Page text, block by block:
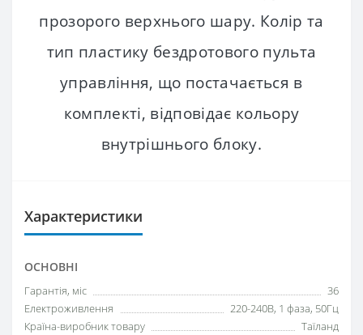
прозорого верхнього шару. Колір та
тип пластику бездротового пульта
управління, що постачається в
комплекті, відповідає кольору
внутрішнього блоку.
Характеристики
ОСНОВНІ
Гарантія, міс
36
Електроживлення
220-240В, 1 фаза, 50Гц
Країна-виробник товару
Таїланд